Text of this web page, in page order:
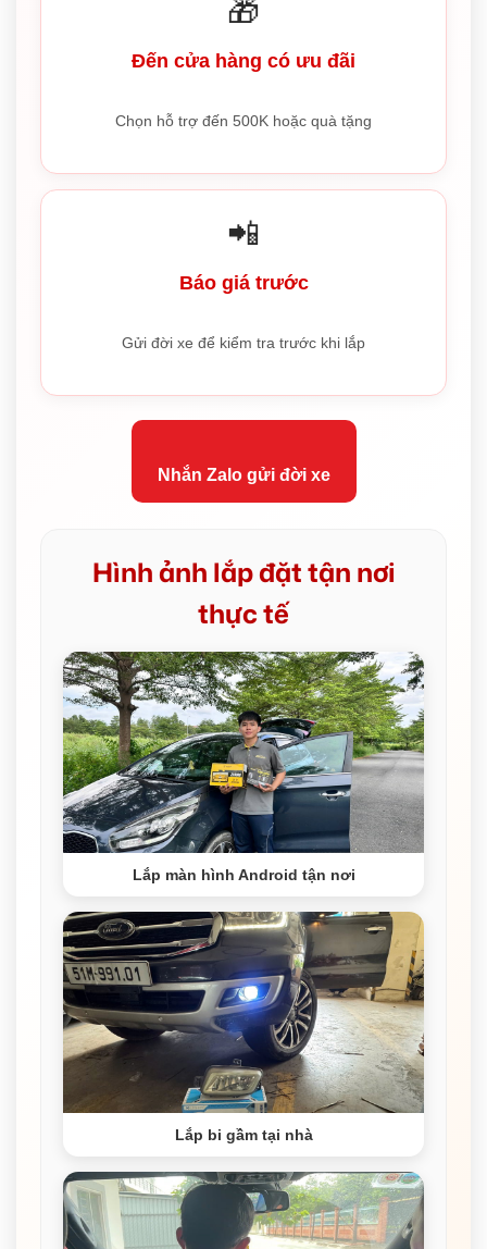
🎁
Đến cửa hàng có ưu đãi
Chọn hỗ trợ đến 500K hoặc quà tặng
📲
Báo giá trước
Gửi đời xe để kiểm tra trước khi lắp
Nhắn Zalo gửi đời xe
Hình ảnh lắp đặt tận nơi
thực tế
Lắp màn hình Android tận nơi
Lắp bi gầm tại nhà